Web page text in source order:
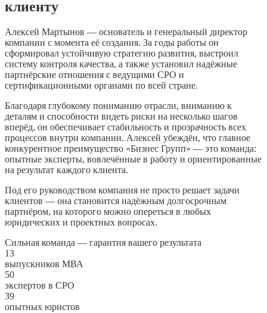
клиенту
Алексей Мартынов — основатель и генеральный директор
компании с момента её создания. За годы работы он
сформировал устойчивую стратегию развития, выстроил
систему контроля качества, а также установил надёжные
партнёрские отношения с ведущими СРО и
сертификационными органами по всей стране.
Благодаря глубокому пониманию отрасли, вниманию к
деталям и способности видеть риски на несколько шагов
вперёд, он обеспечивает стабильность и прозрачность всех
процессов внутри компании. Алексей убеждён, что главное
конкурентное преимущество «Бизнес Групп» — это команда:
опытные эксперты, вовлечённые в работу и ориентированные
на результат каждого клиента.
Под его руководством компания не просто решает задачи
клиентов — она становится надёжным долгосрочным
партнёром, на которого можно опереться в любых
юридических и проектных вопросах.
Сильная команда — гарантия вашего результата
13
выпускников МВА
50
экспертов в СРО
39
опытных юристов